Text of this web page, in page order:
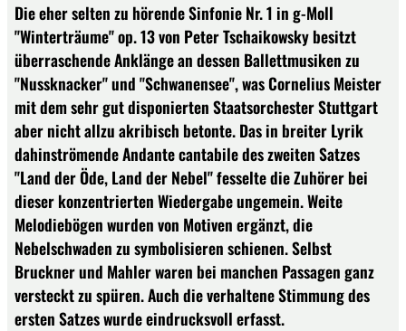
Die eher selten zu hörende Sinfonie Nr. 1 in g-Moll
"Winterträume" op. 13 von Peter Tschaikowsky besitzt
überraschende Anklänge an dessen Ballettmusiken zu
"Nussknacker" und "Schwanensee", was Cornelius Meister
mit dem sehr gut disponierten Staatsorchester Stuttgart
aber nicht allzu akribisch betonte. Das in breiter Lyrik
dahinströmende Andante cantabile des zweiten Satzes
"Land der Öde, Land der Nebel" fesselte die Zuhörer bei
dieser konzentrierten Wiedergabe ungemein. Weite
Melodiebögen wurden von Motiven ergänzt, die
Nebelschwaden zu symbolisieren schienen. Selbst
Bruckner und Mahler waren bei manchen Passagen ganz
versteckt zu spüren. Auch die verhaltene Stimmung des
ersten Satzes wurde eindrucksvoll erfasst.